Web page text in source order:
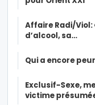
Affaire Radi/Viol:
d’alcool, sa…
Qui a encore
Exclusif-Sexe,
victime